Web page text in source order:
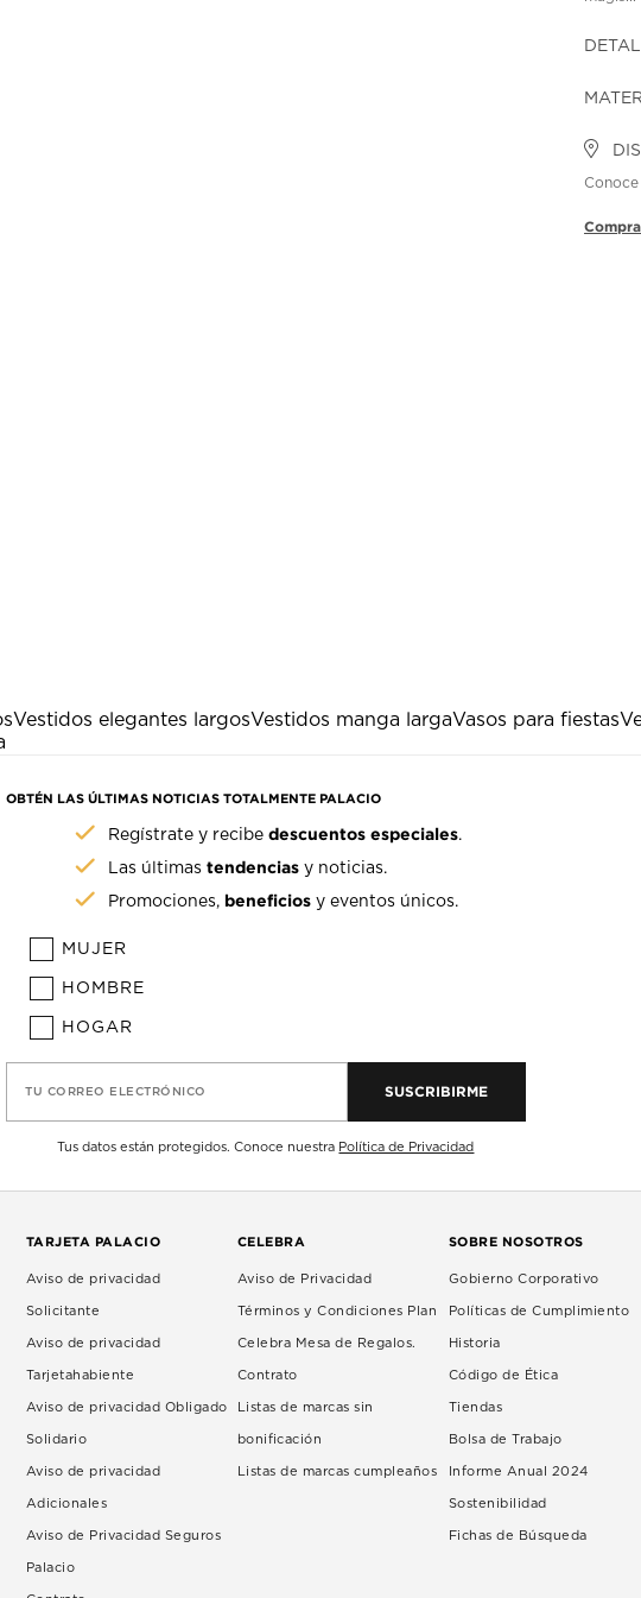
Vestidos elegantes largosVestidos manga largaVasos para fiestas
OBTÉN LAS ÚLTIMAS NOTICIAS TOTALMENTE PALACIO
Regístrate y recibedescuentos especiales.
Las últimastendencias y noticias.
Promociones, beneficios y eventos únicos.
MUJER
HOMBRE
HOGAR
TU CORREO ELECTRÓNICO SUSCRIBIRME
Tus datos están protegidos. Conoce nuestra Política de Privacidad
TARJETA PALACIO
Aviso de privacidad
Solicitante
Aviso de privacidad
Tarjetahabiente
Aviso de privacidad Obligado
Solidario
Aviso de privacidad
Adicionales
Aviso de Privacidad Seguros
Palacio
CELEBRA
Aviso de Privacidad
Términos y Condiciones Plan
Celebra Mesa de Regalos.
Contrato
Listas de marcas sin
bonificación
Listas de marcas cumpleaños
SOBRE NOSOTROS
Gobierno Corporativo
Políticas de Cumplimiento
Historia
Código de Ética
Tiendas
Bolsa de Trabajo
Informe Anual 2024
Sostenibilidad
Fichas de Búsqueda